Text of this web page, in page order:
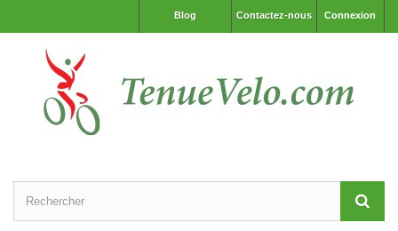
Connexion
Contactez-nous
Blog